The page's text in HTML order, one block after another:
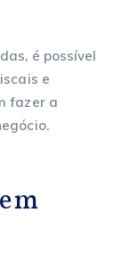
é possível
e
fazer a